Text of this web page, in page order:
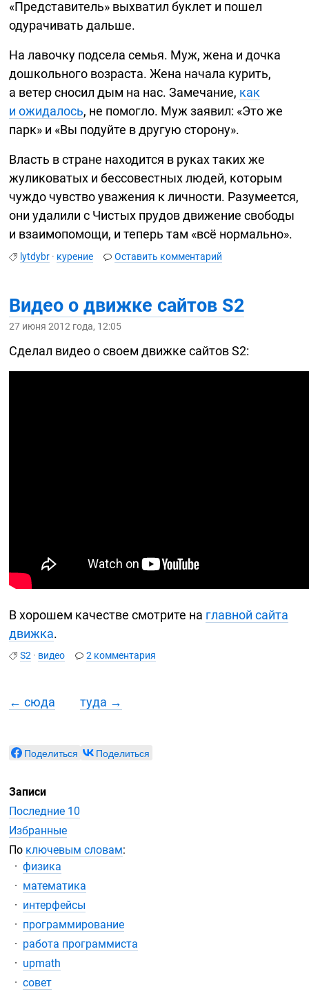
«Представитель» выхватил буклет и пошел
одурачивать дальше.
На лавочку подсела семья. Муж, жена и дочка
дошкольного возраста. Жена начала курить,
а ветер сносил дым на нас. Замечание, как
и ожидалось, не помогло. Муж заявил: «Это же
парк» и «Вы подуйте в другую сторону».
Власть в стране находится в руках таких же
жуликоватых и бессовестных людей, которым
чуждо чувство уважения к личности. Разумеется,
они удалили с Чистых прудов движение свободы
и взаимопомощи, и теперь там «всё нормально».
lytdybr · курение Оставить комментарий
Видео о движке сайтов S2
27 июня 2012 года, 12:05
Сделал видео о своем движке сайтов S2:
В хорошем качестве смотрите на главной сайта
движка.
S2 · видео 2 комментария
← сюда туда →
Поделиться Поделиться
Записи
Последние 10
Избранные
По ключевым словам:
физика
математика
интерфейсы
программирование
работа программиста
upmath
совет